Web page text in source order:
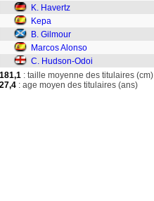
K. Havertz
Kepa
B. Gilmour
Marcos Alonso
C. Hudson-Odoi
181,1 : taille moyenne des titulaires (cm)
27,4 : age moyen des titulaires (ans)